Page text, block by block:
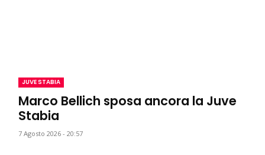
JUVE STABIA
Marco Bellich sposa ancora la Juve
Stabia
7 Agosto 2026 - 20:57